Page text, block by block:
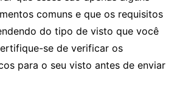
comuns e que os requisitos
do tipo de visto que você
se de verificar os
para o seu visto antes de enviar